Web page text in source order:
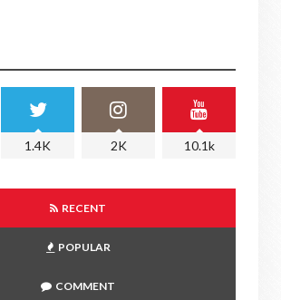
1.4K 2K 10.1k
RECENT
POPULAR
COMMENT